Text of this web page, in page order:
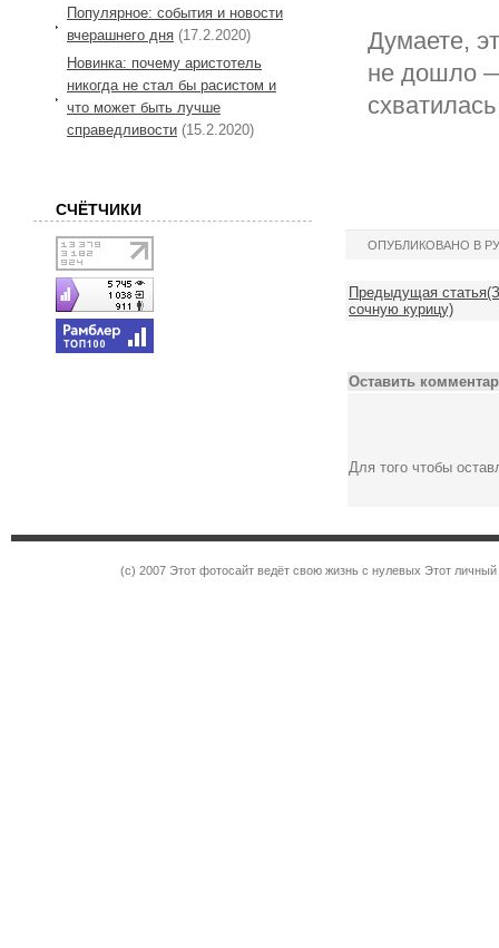
Думаете,
не дошло —
ОПУБЛИКОВАНО В
Предыдущая
сочную курицу)
Оставить
Для того чтобы
Популярное: события и новости
вчерашнего дня (17.2.2020)
Новинка: почему аристотель
никогда не стал бы расистом и
что может быть лучше
справедливости (15.2.2020)
СЧЁТЧИКИ
(c) 2007 Этот фотосайт ведёт свою жизнь с нулевых Этот